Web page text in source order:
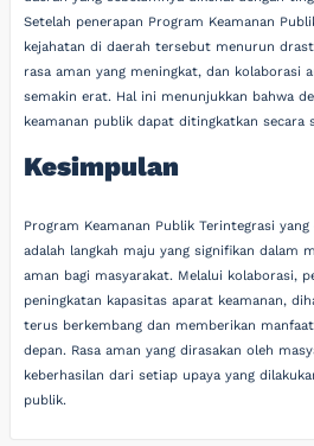
Setelah penerapan Program Keamanan
kejahatan di daerah tersebut menurun
rasa aman yang meningkat, dan kolaborasi
semakin erat. Hal ini menunjukkan bahwa
keamanan publik dapat ditingkatkan secara
Kesimpulan
Program Keamanan Publik Terintegrasi
adalah langkah maju yang signifikan dalam
aman bagi masyarakat. Melalui kolaborasi,
peningkatan kapasitas aparat keamanan,
terus berkembang dan memberikan
depan. Rasa aman yang dirasakan oleh
keberhasilan dari setiap upaya yang
publik.